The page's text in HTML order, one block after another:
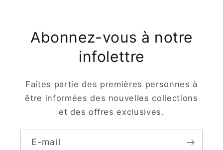
Abonnez-vous à notre
infolettre
Faites partie des premières personnes à
être informées des nouvelles collections
et des offres exclusives.
E-mail